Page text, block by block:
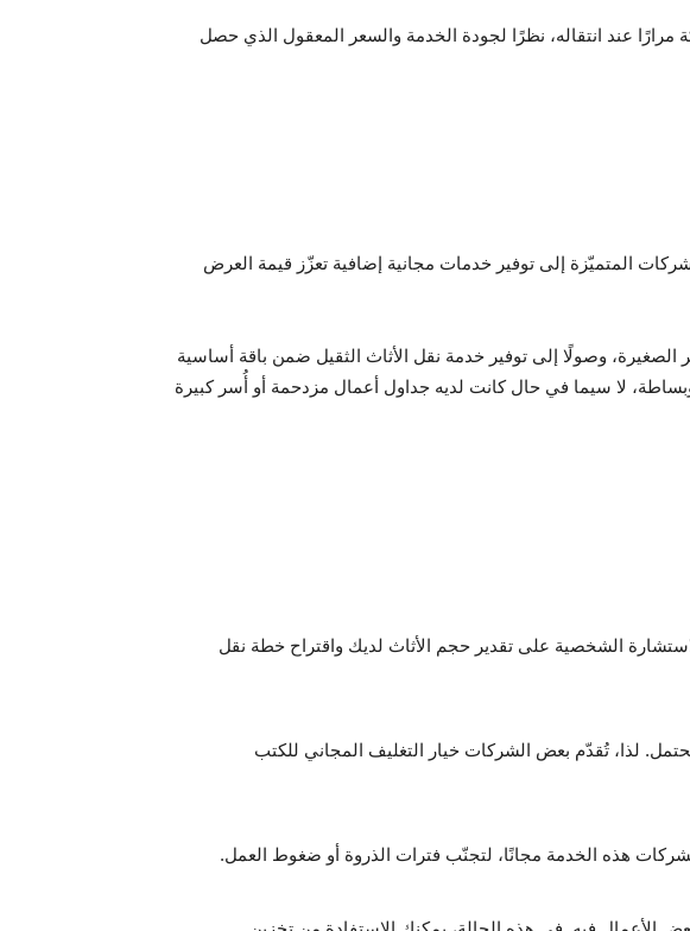
عند انتقاله، نظرًا لجودة الخدمة والسعر المعقول الذي حصل
المتميّزة إلى توفير خدمات مجانية إضافية تعزّز قيمة العرض
وصولًا إلى توفير خدمة نقل الأثاث الثقيل ضمن باقة أساسية
لا سيما في حال كانت لديه جداول أعمال مزدحمة أو أُسر كبيرة
الشخصية على تقدير حجم الأثاث لديك واقتراح خطة نقل
لذا، تُقدّم بعض الشركات خيار التغليف المجاني للكتب
هذه الخدمة مجانًا، لتجنّب فترات الذروة أو ضغوط العمل.